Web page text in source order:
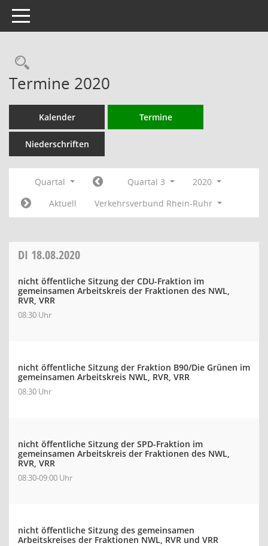
Toggle navigation
Rechercheauswahl
Termine 2020
Kalender Termine
Niederschriften
Quartal Quartal 3
2020
Aktuell
Verkehrsverbund Rhein-Ruhr
DI 18.08.2020
nicht öffentliche Sitzung der CDU-Fraktion im
gemeinsamen Arbeitskreis der Fraktionen des NWL,
RVR, VRR
08:30 Uhr
nicht öffentliche Sitzung der Fraktion B90/Die Grünen im
gemeinsamen Arbeitskreis NWL, RVR, VRR
08:30 Uhr
nicht öffentliche Sitzung der SPD-Fraktion im
gemeinsamen Arbeitskreis der Fraktionen des NWL,
RVR, VRR
08:30-09:00 Uhr
nicht öffentliche Sitzung des gemeinsamen
Arbeitskreises der Fraktionen NWL, RVR und VRR